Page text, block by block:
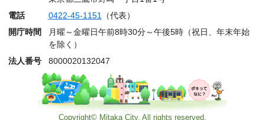
電話
0422-45-1151（代表）
開庁時間
月曜～金曜日午前8時30分～午後5時（祝日、年末年始
を除く）
法人番号
8000020132047
Copyright© Mitaka City. All rights reserved.